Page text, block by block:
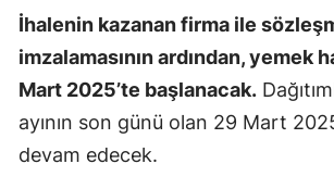
İhalenin kazanan firma ile
imzalamasının ardından, yemek
Mart 2025’te başlanacak.
ayının son günü olan 29 Mart
devam edecek.